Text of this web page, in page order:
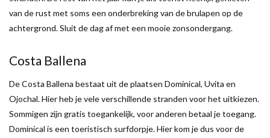
van de rust met soms een onderbreking van de brulapen op de
achtergrond. Sluit de dag af met een mooie zonsondergang.
Costa Ballena
De Costa Ballena bestaat uit de plaatsen Dominical, Uvita en
Ojochal. Hier heb je vele verschillende stranden voor het uitkiezen.
Sommigen zijn gratis toegankelijk, voor anderen betaal je toegang.
Dominical is een toeristisch surfdorpje. Hier kom je dus voor de